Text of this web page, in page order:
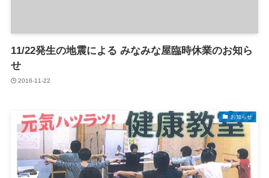
11/22発生の地震による みなみな屋臨時休業のお知ら
せ
2016-11-22
お知らせ